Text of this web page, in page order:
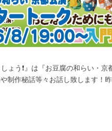
ょう❗️』は『お豆腐の和らい・
制作秘話等々お話し致します